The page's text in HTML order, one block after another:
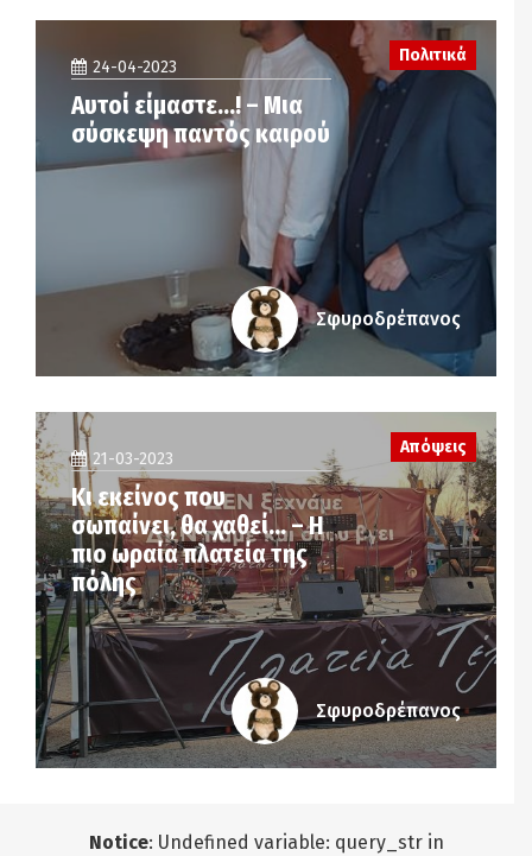
24-04-2023
Αυτοί είμαστε…! – Μια
σύσκεψη παντός καιρού
Πολιτικά
Σφυροδρέπανος
21-03-2023
Κι εκείνος που
σωπαίνει, θα χαθεί… – Η
πιο ωραία πλατεία της
πόλης
Απόψεις
Σφυροδρέπανος
Notice: Undefined variable: query_str in